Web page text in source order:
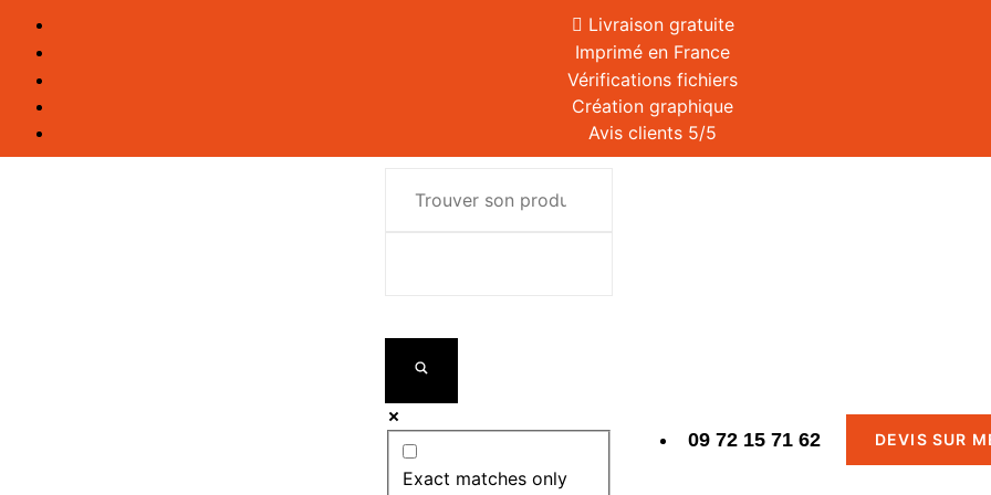
Livraison gratuite
Imprimé en France
Vérifications fichiers
Création graphique
Avis clients 5/5
Exact matches only
09 72 15 71 62 DEVIS SUR